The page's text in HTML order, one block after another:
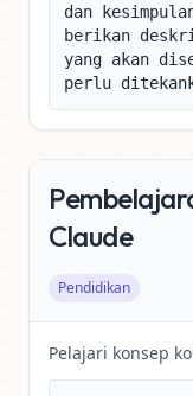
dan
berikan
yang akan
perlu
Claude
Pendidikan
Pelajari konsep